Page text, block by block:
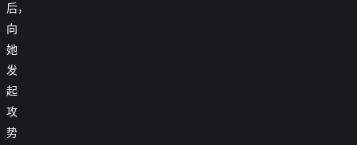
后，
向
她
发
起
攻
势